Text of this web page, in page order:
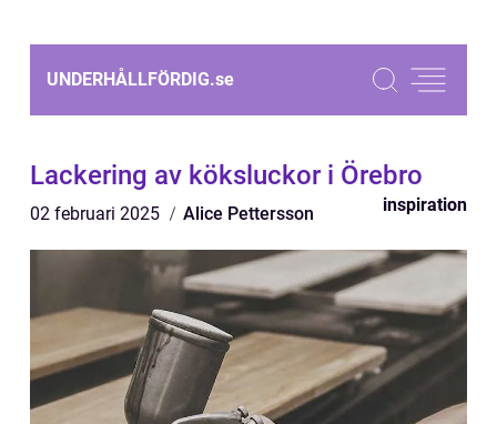
UNDERHÅLLFÖRDIG.se
Lackering av köksluckor i Örebro
02 februari 2025 Alice Pettersson inspiration